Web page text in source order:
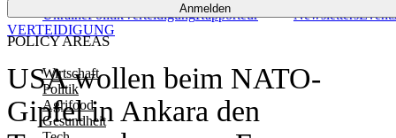
Anmelden
POLICY AREAS
Wirtschaft
Politik
Agrifood
Gesundheit
UkrainePolitikVerteidigungRapporteur NewslettersEvents
USA wollen beim NATO-
Gipfel in Ankara den
VERTEIDIGUNG